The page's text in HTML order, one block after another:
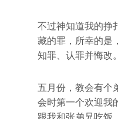
不过神知道我的挣
藏的罪，所幸的是
知罪、认罪并悔改。
五月份，教会有个
会时第一个欢迎我